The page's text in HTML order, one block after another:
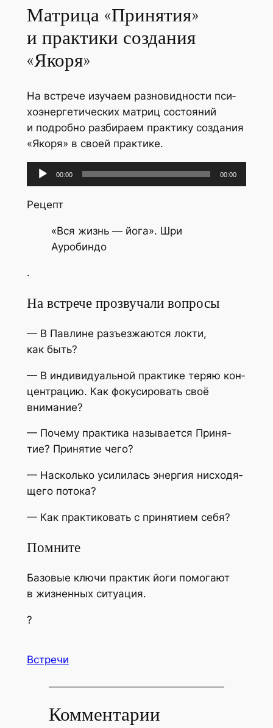
Матрица «Принятия»
и практики создания
«Якоря»
На встре­че изу­ча­ем раз­но­вид­но­сти пси­
хо­энер­ге­ти­че­ских мат­риц состо­я­ний
и подроб­но раз­би­ра­ем прак­ти­ку созда­ния
«Яко­ря» в сво­ей практике.
Аудиоплеер
00:00 00:00
Рецепт
«Вся жизнь — йога». Шри
Ауробиндо
.
На встрече прозвучали вопросы
— В Пав­лине разъ­ез­жа­ют­ся лок­ти,
как быть?
— В инди­ви­ду­аль­ной прак­ти­ке теряю кон­
цен­тра­цию. Как фоку­си­ро­вать своё
внимание?
— Поче­му прак­ти­ка назы­ва­ет­ся При­ня­
тие? При­ня­тие чего?
— Насколь­ко уси­ли­лась энер­гия нис­хо­дя­
ще­го потока?
— Как прак­ти­ко­вать с при­ня­ти­ем себя?
Помните
Базо­вые клю­чи прак­тик йоги помо­га­ют
в жиз­нен­ных ситуация.
?
Встречи
Комментарии